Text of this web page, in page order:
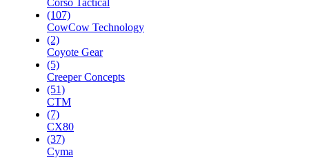
(107)
CowCow Technology
(2)
Coyote Gear
(5)
Creeper Concepts
(51)
CTM
(7)
CX80
(37)
Cyma